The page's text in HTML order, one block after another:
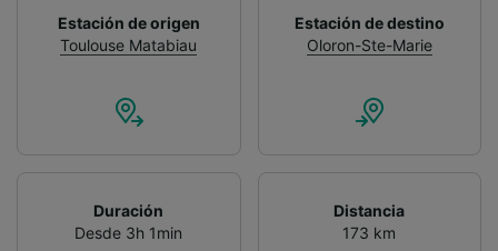
Estación de origen
Toulouse Matabiau
Estación de destino
Oloron-Ste-Marie
Duración
Desde 3h 1min
Distancia
173 km